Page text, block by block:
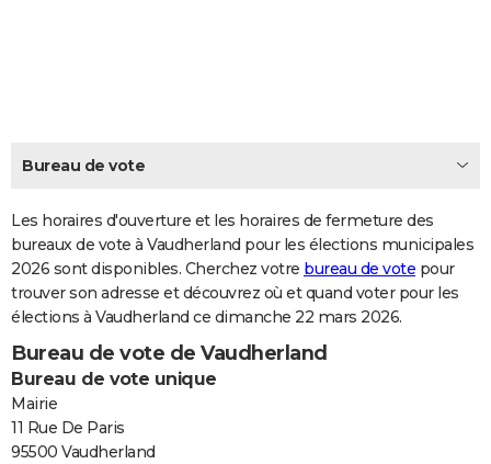
CARTE DE VOEUX
Dictionnaire
Biographies
Citations
Expressions
Proverbes
PROGRAMME TV
COPAINS D'AVANT
FORUM
Bricolage
Lifestyle
Culture
Sport
Auto
Television
Voyage
Cinema
Bureau de vote
Les horaires d'ouverture et les horaires de fermeture des
bureaux de vote à Vaudherland pour les élections municipales
2026 sont disponibles. Cherchez votre bureau de vote pour
trouver son adresse et découvrez où et quand voter pour les
élections à Vaudherland ce dimanche 22 mars 2026.
Bureau de vote de Vaudherland
Bureau de vote unique
Mairie
11 Rue De Paris
95500 Vaudherland